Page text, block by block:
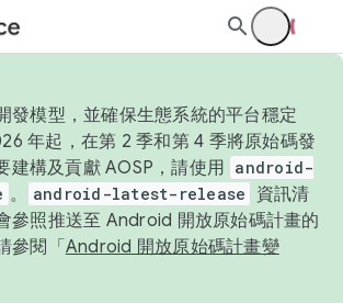
發模型，並確保生態系統的平台穩定
年起，在第 2 季和第 4 季將原始碼發
建構及貢獻 AOSP，請使用 android-
。 android-latest-release
資訊清
參照推送至 Android 開放原始碼計畫的
參閱「 Android 開放原始碼計畫變